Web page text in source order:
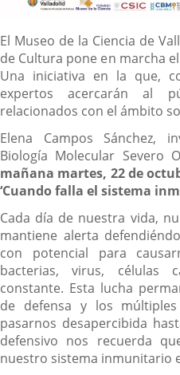
Descripción
El Museo de la Ciencia de
de Cultura pone en marcha el
Una iniciativa en la que,
expertos acercarán al
relacionados con el ámbito
Elena Campos Sánchez,
Biología Molecular Severo
mañana martes, 22 de
‘Cuando falla el sistema
Cada día de nuestra vida,
mantiene alerta
con potencial para
bacterias, virus, células
constante. Esta lucha
de defensa y los
pasarnos desapercibida
defensivo nos recuerda
nuestro sistema inmunitario